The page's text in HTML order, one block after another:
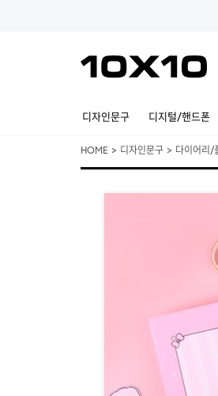
디자인문구 디지털/핸드폰
HOME > 디자인문구 > 다이어리/